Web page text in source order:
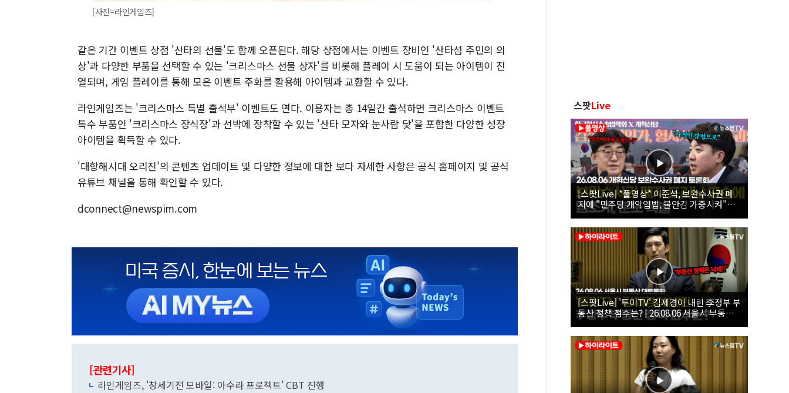
[사진=라인게임즈]
같은 기간 이벤트 상점 '산타의 선물'도 함께 오픈된다. 해당 상점에서는 이벤트 장비인 '산타섬 주민의 의
상'과 다양한 부품을 선택할 수 있는 '크리스마스 선물 상자'를 비롯해 플레이 시 도움이 되는 아이템이 진
열되며, 게임 플레이를 통해 모은 이벤트 주화를 활용해 아이템과 교환할 수 있다.
라인게임즈는 '크리스마스 특별 출석부' 이벤트도 연다. 이용자는 총 14일간 출석하면 크리스마스 이벤트
특수 부품인 '크리스마스 장식장'과 선박에 장착할 수 있는 '산타 모자와 눈사람 닻'을 포함한 다양한 성장
아이템을 획득할 수 있다.
'대항해시대 오리진'의 콘텐츠 업데이트 및 다양한 정보에 대한 보다 자세한 사항은 공식 홈페이지 및 공식
유튜브 채널을 통해 확인할 수 있다.
dconnect@newspim.com
[관련기사]
라인게임즈, '창세기전 모바일: 아수라 프로젝트' CBT 진행
스팟Live
[스팟Live] *풀영상* 이준석, 보완수사권 폐
지에 "민주당 개악입법, 불안감 가중시켜"｜
26.08.06 개혁신당 보완수사권 폐지 토론회
[스팟Live] '투미TV' 김제경이 내린 李정부 부
동산 정책 점수는? | 26.08.06 서울시 부동산
대토론회